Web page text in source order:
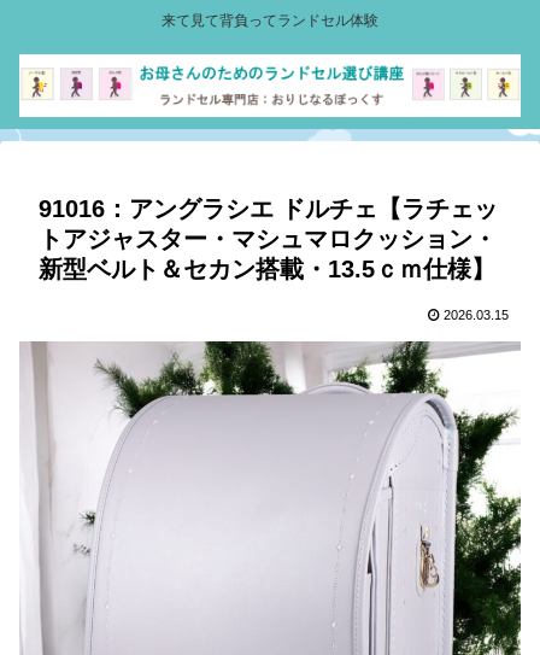
来て見て背負ってランドセル体験
91016：アングラシエ ドルチェ【ラチェッ
トアジャスター・マシュマロクッション・
新型ベルト＆セカン搭載・13.5ｃｍ仕様】
2026.03.15